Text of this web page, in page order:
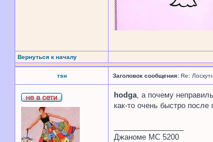
Вернуться к началу
тэн Заголовок сообщения: Re:
hodga, а почему
как-то очень быстро
Джаноме МС 5200